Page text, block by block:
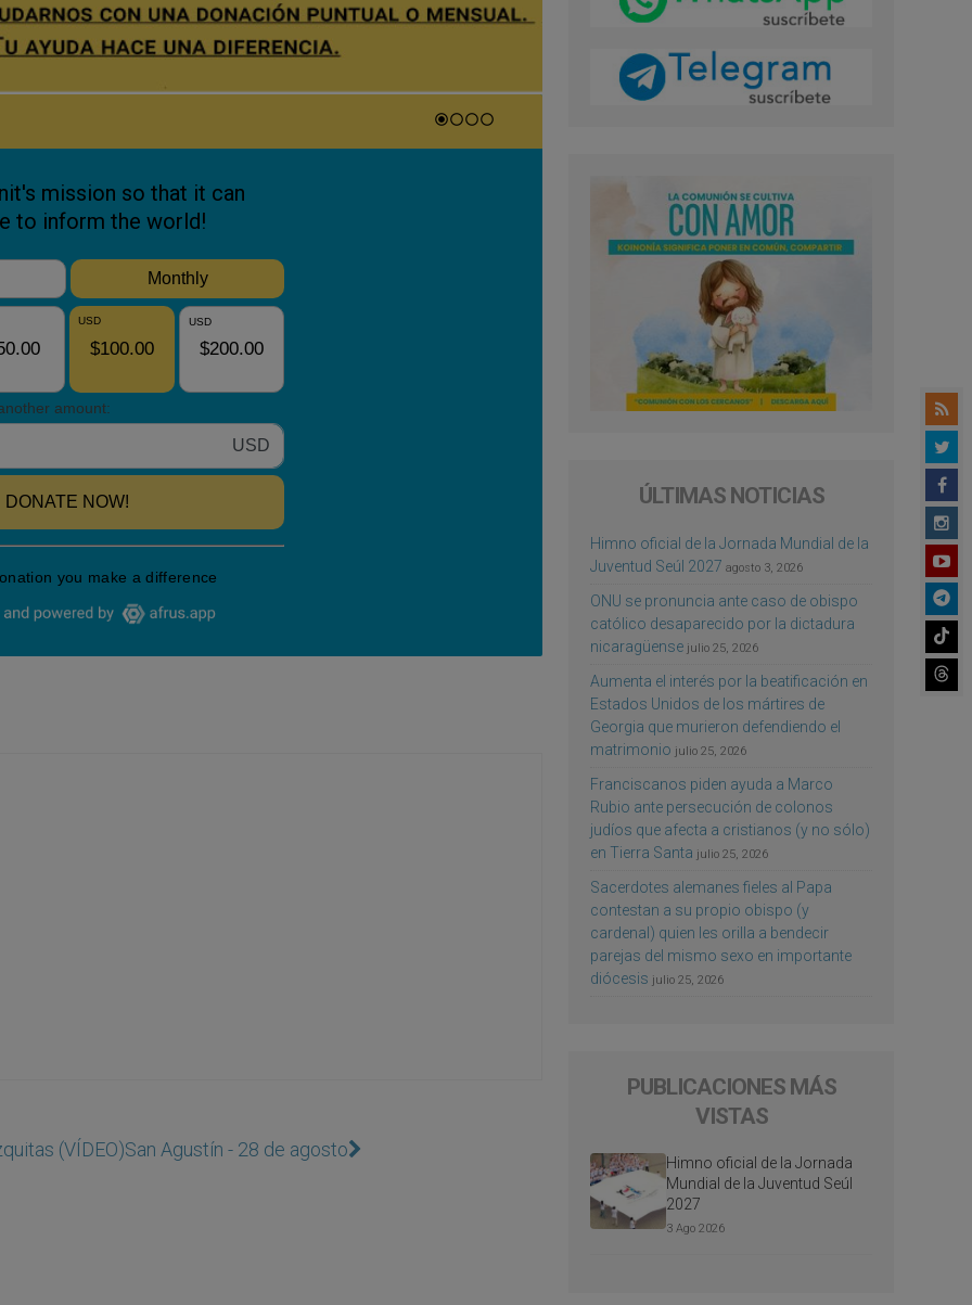
(VÍDEO)San Agustín - 28 de agosto
ÚLTIMAS NOTICIAS
Himno oficial de la Jornada Mundial de la
Juventud Seúl 2027 agosto 3, 2026
ONU se pronuncia ante caso de obispo
católico desaparecido por la dictadura
nicaragüense julio 25, 2026
Aumenta el interés por la beatificación en
Estados Unidos de los mártires de
Georgia que murieron defendiendo el
matrimonio julio 25, 2026
Franciscanos piden ayuda a Marco
Rubio ante persecución de colonos
judíos que afecta a cristianos (y no sólo)
en Tierra Santa julio 25, 2026
Sacerdotes alemanes fieles al Papa
contestan a su propio obispo (y
cardenal) quien les orilla a bendecir
parejas del mismo sexo en importante
diócesis julio 25, 2026
PUBLICACIONES MÁS
VISTAS
Himno oficial de la Jornada
Mundial de la Juventud Seúl
2027
3 Ago 2026